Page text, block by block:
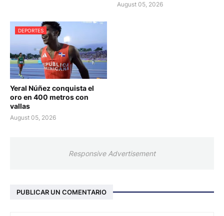
August 05, 2026
DEPORTES
Yeral Núñez conquista el
oro en 400 metros con
vallas
August 05, 2026
Responsive Advertisement
PUBLICAR UN COMENTARIO